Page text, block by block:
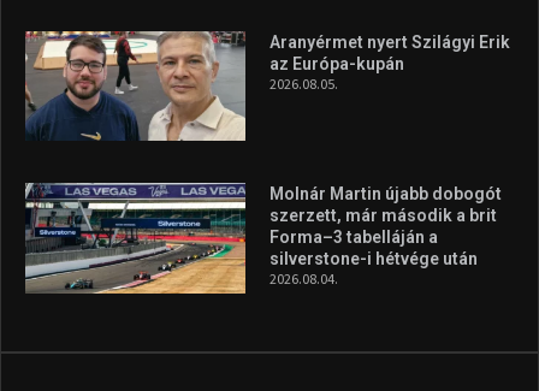
Aranyérmet nyert Szilágyi Erik
az Európa-kupán
2026.08.05.
Molnár Martin újabb dobogót
szerzett, már második a brit
Forma–3 tabelláján a
silverstone-i hétvége után
2026.08.04.